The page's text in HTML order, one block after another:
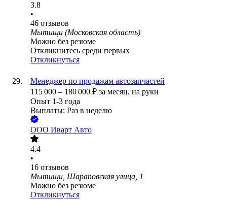
3.8
•
46 отзывов
Мытищи (Московская область)
Можно без резюме
Откликнитесь среди первых
Откликнуться
Менеджер по продажам автозапчастей
115 000 – 180 000 ₽ за месяц, на руки
Опыт 1-3 года
Выплаты: Раз в неделю
ООО Иварт Авто
4.4
•
16 отзывов
Мытищи, Шараповская улица, 1
Можно без резюме
Откликнуться